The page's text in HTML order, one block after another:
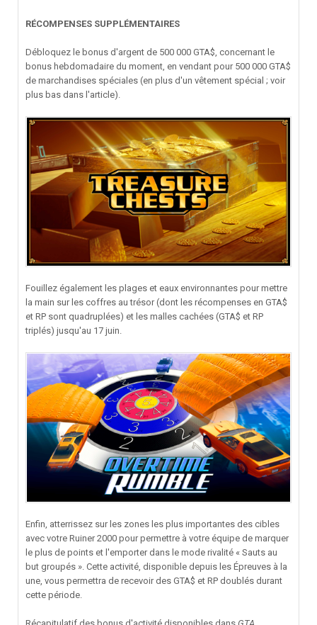
RÉCOMPENSES SUPPLÉMENTAIRES
Débloquez le bonus d'argent de 500 000 GTA$, concernant le
bonus hebdomadaire du moment, en vendant pour 500 000 GTA$
de marchandises spéciales (en plus d'un vêtement spécial ; voir
plus bas dans l'article).
Fouillez également les plages et eaux environnantes pour mettre
la main sur les coffres au trésor (dont les récompenses en GTA$
et RP sont quadruplées) et les malles cachées (GTA$ et RP
triplés) jusqu'au 17 juin.
Enfin, atterrissez sur les zones les plus importantes des cibles
avec votre Ruiner 2000 pour permettre à votre équipe de marquer
le plus de points et l'emporter dans le mode rivalité « Sauts au
but groupés ». Cette activité, disponible depuis les Épreuves à la
une, vous permettra de recevoir des GTA$ et RP doublés durant
cette période.